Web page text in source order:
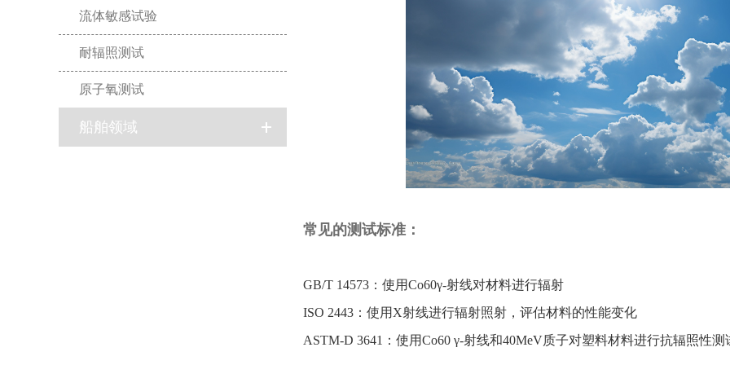
流体敏感试验
耐辐照测试
原子氧测试
船舶领域
常见的测试标准：
GB/T 14573：使用Co60γ-射线对材料进行辐射
ISO 2443：使用X射线进行辐射照射，评估材料的性能变化
ASTM-D 3641：使用Co60 γ-射线和40MeV质子对塑料材料进行抗辐照性测